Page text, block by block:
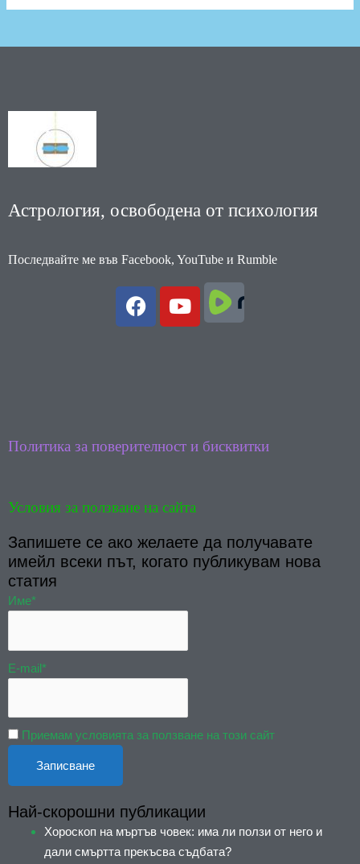
Астрология, освободена от психология
Последвайте ме във Facebook, YouTube и Rumble
F
a
c
Y
o
u
Политика за поверителност и бисквитки
Условия за ползване на сайта
Запишете се ако желаете да получавате
имейл всеки път, когато публикувам нова
статия
Име*
E-mail*
Приемам условията за ползване на този сайт
Най-скорошни публикации
Хороскоп на мъртъв човек: има ли ползи от него и
дали смъртта прекъсва съдбата?